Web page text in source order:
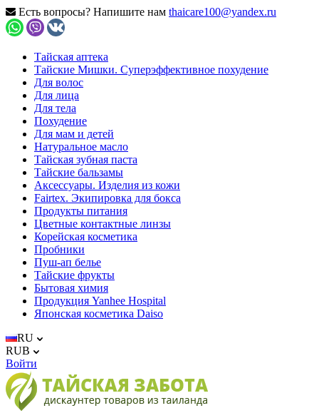
Есть вопросы? Напишите нам thaicare100@yandex.ru
Тайская аптека
Тайские Мишки. Суперэффективное похудение
Для волос
Для лица
Для тела
Похудение
Для мам и детей
Натуральное масло
Тайская зубная паста
Тайские бальзамы
Аксессуары. Изделия из кожи
Fairtex. Экипировка для бокса
Продукты питания
Цветные контактные линзы
Корейская косметика
Пробники
Пуш-ап белье
Тайские фрукты
Бытовая химия
Продукция Yanhee Hospital
Японская косметика Daiso
RU
RUB
Войти